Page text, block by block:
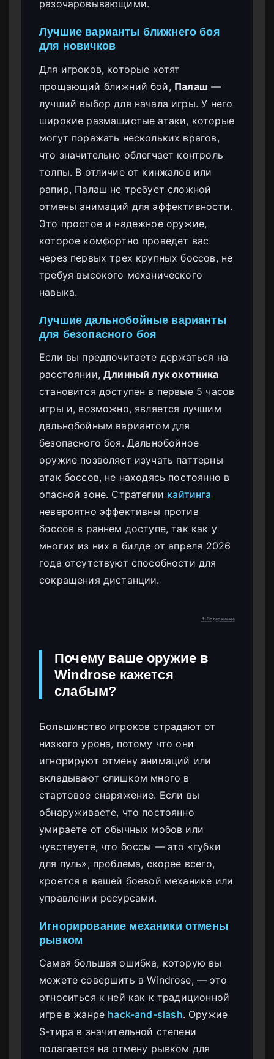
разочаровывающими.
Лучшие варианты ближнего боя
для новичков
Для игроков, которые хотят
прощающий ближний бой, Палаш —
лучший выбор для начала игры. У него
широкие размашистые атаки, которые
могут поражать нескольких врагов,
что значительно облегчает контроль
толпы. В отличие от кинжалов или
рапир, Палаш не требует сложной
отмены анимаций для эффективности.
Это простое и надежное оружие,
которое комфортно проведет вас
через первых трех крупных боссов, не
требуя высокого механического
навыка.
Лучшие дальнобойные варианты
для безопасного боя
Если вы предпочитаете держаться на
расстоянии,Длинный лук охотника
становится доступен в первые 5 часов
игры и, возможно, является лучшим
дальнобойным вариантом для
безопасного боя. Дальнобойное
оружие позволяет изучать паттерны
атак боссов, не находясь постоянно в
опасной зоне. Стратегии кайтинга
невероятно эффективны против
боссов в раннем доступе, так как у
многих из них в билде от апреля 2026
года отсутствуют способности для
сокращения дистанции.
↑ Содержание
Почему ваше оружие в
Windrose кажется
слабым?
Большинство игроков страдают от
низкого урона, потому что они
игнорируют отмену анимаций или
вкладывают слишком много в
стартовое снаряжение. Если вы
обнаруживаете, что постоянно
умираете от обычных мобов или
чувствуете, что боссы — это «губки
для пуль», проблема, скорее всего,
кроется в вашей боевой механике или
управлении ресурсами.
Игнорирование механики отмены
рывком
Самая большая ошибка, которую вы
можете совершить в Windrose, — это
относиться к ней как к традиционной
игре в жанре hack-and-slash. Оружие
S-тира в значительной степени
полагается на отмену рывком для